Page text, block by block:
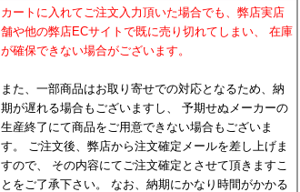
カートに入れてご注文入力頂いた場合でも、弊店実店
舗や他の弊店ECサイトで既に売り切れてしまい、 在庫
が確保できない場合がございます。
また、一部商品はお取り寄せでの対応となるため、納
期が遅れる場合もございますし、 予期せぬメーカーの
生産終了にて商品をご用意できない場合もございま
す。 ご注文後、弊店から注文確定メールを差し上げま
すので、 その内容にてご注文確定とさせて頂きますこ
とをご了承下さい。 なお、納期にかなり時間がかかる